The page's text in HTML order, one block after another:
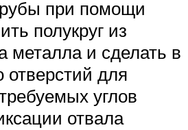
при помощи
полукруг из
металла и сделать в
отверстий для
углов
отвала